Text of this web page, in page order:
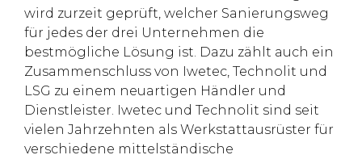
wird zurzeit geprüft, welcher Sanierungsweg
für jedes der drei Unternehmen die
bestmögliche Lösung ist. Dazu zählt auch ein
Zusammenschluss von Iwetec, Technolit und
LSG zu einem neuartigen Händler und
Dienstleister. Iwetec und Technolit sind seit
vielen Jahrzehnten als Werkstattausrüster für
verschiedene mittelständische